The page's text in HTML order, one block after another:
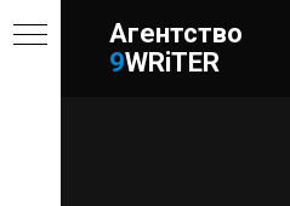
Агентство
9WRiTER